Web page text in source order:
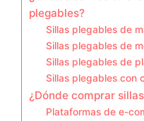
plegables?
Sillas plegables de
Sillas plegables de
Sillas plegables de
Sillas plegables con
¿Dónde comprar
Plataformas de e-